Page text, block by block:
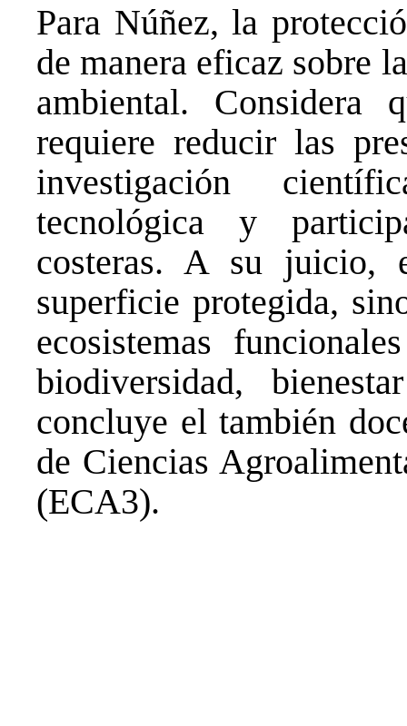
Para Núñez, la
de manera eficaz sobre
ambiental. Considera
requiere reducir las
investigación
tecnológica y
costeras. A su juicio,
superficie protegida,
ecosistemas
biodiversidad,
concluye el también
de Ciencias
(ECA3).